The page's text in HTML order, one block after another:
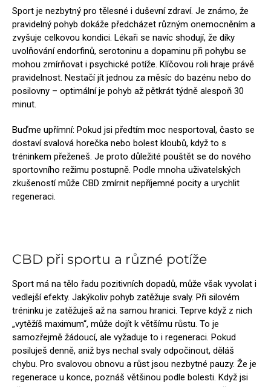
Sport je nezbytný pro tělesné i duševní zdraví. Je známo, že
pravidelný pohyb dokáže předcházet různým onemocněním a
zvyšuje celkovou kondici. Lékaři se navíc shodují, že díky
uvolňování endorfinů, serotoninu a dopaminu při pohybu se
mohou zmírňovat i psychické potíže. Klíčovou roli hraje právě
pravidelnost. Nestačí jít jednou za měsíc do bazénu nebo do
posilovny – optimální je pohyb až pětkrát týdně alespoň 30
minut.
Buďme upřímní: Pokud jsi předtím moc nesportoval, často se
dostaví svalová horečka nebo bolest kloubů, když to s
tréninkem přeženeš. Je proto důležité pouštět se do nového
sportovního režimu postupně. Podle mnoha uživatelských
zkušeností může CBD zmírnit nepříjemné pocity a urychlit
regeneraci.
CBD při sportu a různé potíže
Sport má na tělo řadu pozitivních dopadů, může však vyvolat i
vedlejší efekty. Jakýkoliv pohyb zatěžuje svaly. Při silovém
tréninku je zatěžuješ až na samou hranici. Teprve když z nich
„vytěžíš maximum“, může dojít k většímu růstu. To je
samozřejmě žádoucí, ale vyžaduje to i regeneraci. Pokud
posiluješ denně, aniž bys nechal svaly odpočinout, děláš
chybu. Pro svalovou obnovu a růst jsou nezbytné pauzy. Že je
regenerace u konce, poznáš většinou podle bolesti. Když jsi